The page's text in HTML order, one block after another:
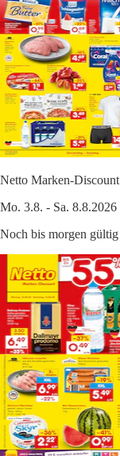
Netto Marken-Discount
Mo. 3.8. - Sa. 8.8.2026
Noch bis morgen gültig